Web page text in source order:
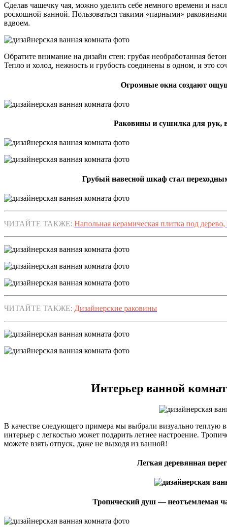
Сделав чашечку чая, можно уделить себе немного времени и
роскошной ванной. Пользоваться такими «парными»
вдвоем.
Обратите внимание на дизайн стен: грубая необработанная
Тепло и холод, нежность и грубость соединены в одном, и это
Огромные окна создают
Раковины и сушилка для рук,
Грубый навесной шкаф стал
ЧИТАЙТЕ ТАКЖЕ: Напольная керамическая плитка под
ЧИТАЙТЕ ТАКЖЕ: Дизайнерские раковины
Интерьер ванной
В качестве следующего примера мы выбрали визуально теплую
интерьер с легкостью может подарить летнее настроение.
можете взять отпуск, даже не выходя из ванной!
Легкая деревянная
Тропический душ — неотъемлемая